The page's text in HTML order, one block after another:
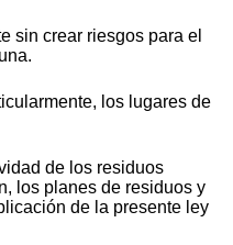
sin crear riesgos para el
los lugares de
de los residuos
los planes de residuos y
de la presente ley